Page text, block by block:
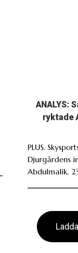
ANALYS:
ryktade
PLUS.
Djurgårdens
Abdulmalik,